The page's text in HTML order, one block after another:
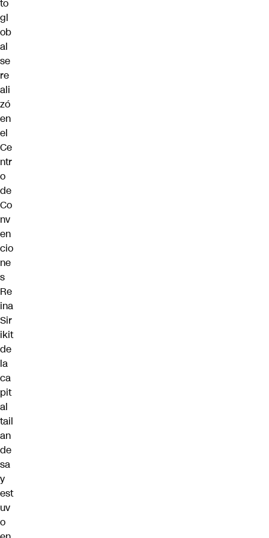
to
gl
ob
al
se
re
ali
zó
en
el
Ce
ntr
o
de
Co
nv
en
cio
ne
s
Re
ina
Sir
ikit
de
la
ca
pit
al
tail
an
de
sa
y
est
uv
o